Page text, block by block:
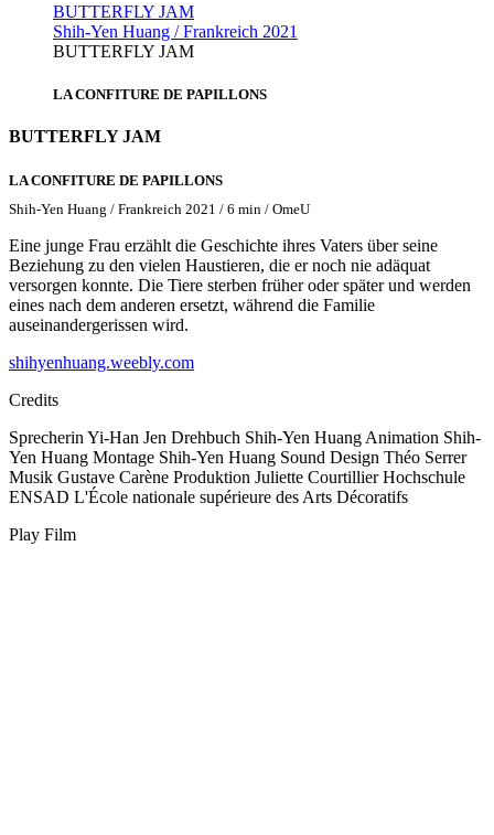
BUTTERFLY JAM
Shih-Yen Huang / Frankreich 2021
BUTTERFLY JAM
LA CONFITURE DE PAPILLONS
BUTTERFLY JAM
LA CONFITURE DE PAPILLONS
Shih-Yen Huang / Frankreich 2021 / 6 min / OmeU
Eine junge Frau erzählt die Geschichte ihres Vaters über seine
Beziehung zu den vielen Haustieren, die er noch nie adäquat
versorgen konnte. Die Tiere sterben früher oder später und werden
eines nach dem anderen ersetzt, während die Familie
auseinandergerissen wird.
shihyenhuang.weebly.com
Credits
Sprecherin Yi-Han Jen Drehbuch Shih-Yen Huang Animation Shih-
Yen Huang Montage Shih-Yen Huang Sound Design Théo Serrer
Musik Gustave Carène Produktion Juliette Courtillier Hochschule
ENSAD L'École nationale supérieure des Arts Décoratifs
Play Film